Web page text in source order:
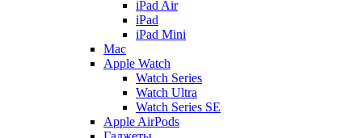
iPad Air
iPad
iPad Mini
Mac
Apple Watch
Watch Series
Watch Ultra
Watch Series SE
Apple AirPods